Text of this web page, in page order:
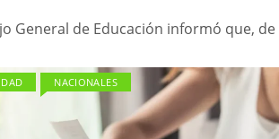
General de Educación informó que, de
NACIONALES